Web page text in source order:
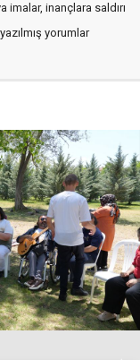
inançlara saldırı
yorumlar